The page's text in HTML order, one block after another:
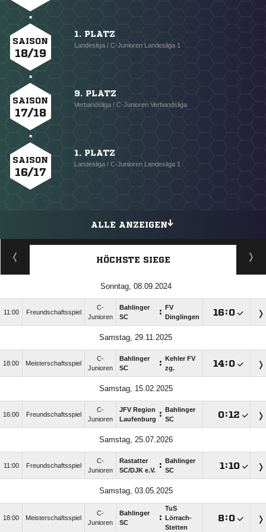
SAISON
18/19
1. PLATZ
Landesliga / C-Junioren Landesliga 1
SAISON
17/18
9. PLATZ
Verbandsliga / C-Junioren Verbandsliga
SAISON
16/17
1. PLATZ
Landesliga / C-Junioren Landesliga 1
ALLE ANZEIGEN
HÖCHSTE SIEGE
Sonntag, 08.09.2024
11:00 Freundschaftsspiel
C-
Junioren
Bahlinger
SC
:
FV
Dinglingen
:
Samstag, 29.11.2025
18:00 Meisterschaftsspiel
C-
Junioren
Bahlinger
SC
:
Kehler FV
zg.
:
Samstag, 15.02.2025
16:00 Freundschaftsspiel
C-
Junioren
JFV Region
Laufenburg :
Bahlinger
SC
:
Samstag, 25.07.2026
11:00 Freundschaftsspiel
C-
Junioren
Rastatter
SC/​DJK e.V. :
Bahlinger
SC
:
Samstag, 03.05.2025
18:00 Meisterschaftsspiel
C-
Junioren
Bahlinger
SC
:
TuS
Lörrach-
Stetten
: